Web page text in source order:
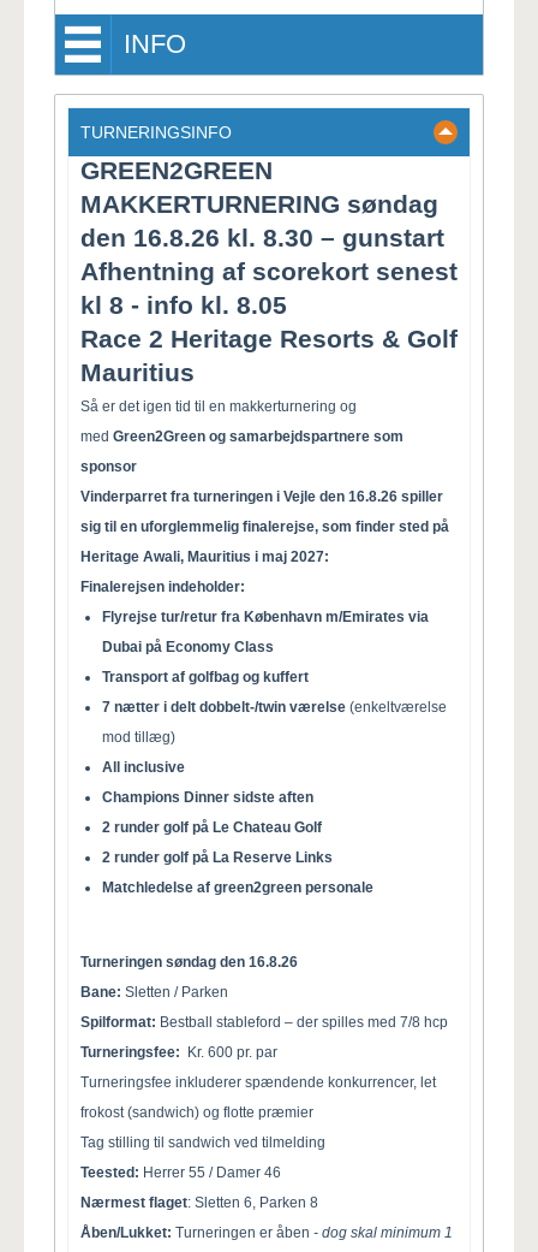
INFO
TURNERINGSINFO
GREEN2GREEN
MAKKERTURNERING søndag
den 16.8.26 kl. 8.30 – gunstart
Afhentning af scorekort senest
kl 8 - info kl. 8.05
Race 2 Heritage Resorts & Golf
Mauritius
Så er det igen tid til en makkerturnering og
med Green2Green og samarbejdspartnere som
sponsor
Vinderparret fra turneringen i Vejle den 16.8.26 spiller
sig til en uforglemmelig finalerejse, som finder sted på
Heritage Awali, Mauritius i maj 2027:
​Finalerejsen indeholder:
Flyrejse tur/retur fra København m/Emirates via
Dubai på Economy Class
Transport af golfbag og kuffert
7 nætter i delt dobbelt-/twin værelse (enkeltværelse
mod tillæg)
All inclusive
Champions Dinner sidste aften
2 runder golf på Le Chateau Golf
2 runder golf på La Reserve Links
​Matchledelse af green2green personale
Turneringen søndag den 16.8.26
Bane: Sletten / Parken
Spilformat: Bestball stableford – der spilles med 7/8 hcp
Turneringsfee:
Kr. 600 pr. par
Turneringsfee inkluderer spændende konkurrencer, let
frokost (sandwich) og flotte præmier
Tag stilling til sandwich ved tilmelding
Teested: Herrer 55 / Damer 46
Nærmest flaget: Sletten 6, Parken 8
Åben/Lukket: Turneringen er åben - dog skal minimum 1